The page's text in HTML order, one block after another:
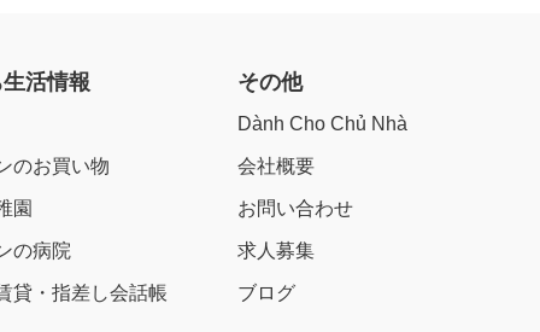
活情報
のお買い物
園
の病院
貸・指差し会話帳
その他
Dành Cho Chủ Nhà
会社概要
お問い合わせ
求人募集
ブログ